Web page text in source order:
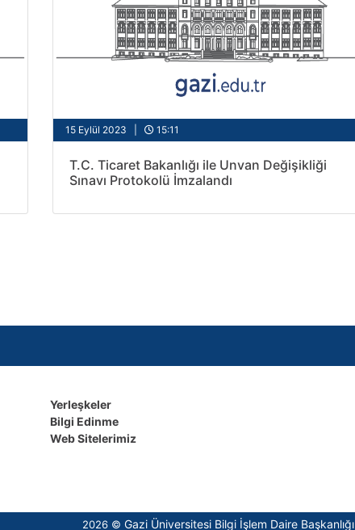
15 Eylül 2023 | 15:11
T.C. Ticaret Bakanlığı ile Unvan Değişikliği
Sınavı Protokolü İmzalandı
Yerleşkeler
Bilgi Edinme
Web Sitelerimiz
2026 © Gazi Üniversitesi Bilgi İşlem Daire Başkanlığı